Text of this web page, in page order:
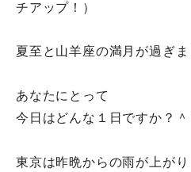
チアップ！）
夏至と山羊座の満月が過ぎま
あなたにとって
今日はどんな１日ですか？＾
東京は昨晩からの雨が上がり